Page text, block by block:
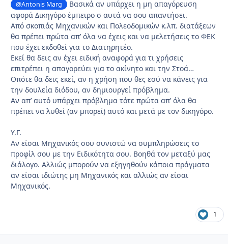
@Antonis Marg
Βασικά αν υπάρχει η μη απαγόρευση
αφορά Δικηγόρο έμπειρο σ αυτά να σου απαντήσει.
Από σκοπιάς Μηχανικών και Πολεοδομικών κ.λπ. διατάξεων
θα πρέπει πρώτα απ’ όλα να έχεις και να μελετήσεις το ΦΕΚ
που έχει εκδοθεί για το Διατηρητέο.
Εκεί θα δεις αν έχει ειδική αναφορά για τι χρήσεις
επιτρέπει η απαγορεύει για το ακίνητο και την Στοά…
Οπότε θα δεις εκεί, αν η χρήση που θες εσύ να κάνεις για
την δουλεία διόδου, αν δημιουργεί πρόβλημα.
Αν απ’ αυτό υπάρχει πρόβλημα τότε πρώτα απ’ όλα θα
πρέπει να λυθεί (αν μπορεί) αυτό και μετά με τον δικηγόρο.
Υ.Γ.
Αν είσαι Μηχανικός σου συνιστώ να συμπληρώσεις το
προφίλ σου με την Ειδικότητα σου. Βοηθά τον μεταξύ μας
διάλογο. Αλλιώς μπορούν να εξηγηθούν κάποια πράγματα
αν είσαι ιδιώτης μη Μηχανικός και αλλιώς αν είσαι
Μηχανικός.
1